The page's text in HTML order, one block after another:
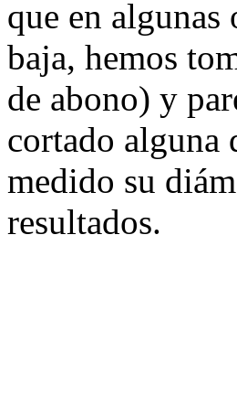
que en algunas
baja, hemos
de abono) y
cortado alguna
medido su
resultados.